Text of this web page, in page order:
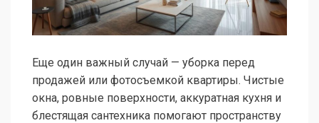
Еще один важный случай — уборка перед
продажей или фотосъемкой квартиры. Чистые
окна, ровные поверхности, аккуратная кухня и
блестящая сантехника помогают пространству